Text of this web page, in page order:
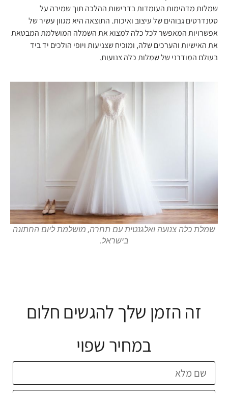
שמלות מדהימות העומדות בדרישות ההלכה תוך שמירה על
סטנדרטים גבוהים של עיצוב ואיכות. התוצאה היא מגוון עשיר של
אפשרויות המאפשר לכל כלה למצוא את השמלה המושלמת המבטאת
את האישיות והערכים שלה, ומוכיח שצניעות ויופי הולכים יד ביד
בעולם המודרני של שמלות כלה צנועות.
שמלת כלה צנועה ואלגנטית עם תחרה, מושלמת ליום החתונה
בישראל.
זה הזמן שלך להגשים חלום
במחיר שפוי